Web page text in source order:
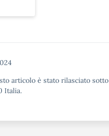
articolo è stato rilasciato sotto
Italia.